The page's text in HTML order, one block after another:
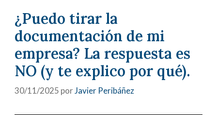
¿Puedo tirar la
documentación de mi
empresa? La respuesta es
NO (y te explico por qué).
30/11/2025 porJavier Peribáñez